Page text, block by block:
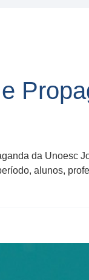
da Unoesc
alunos,